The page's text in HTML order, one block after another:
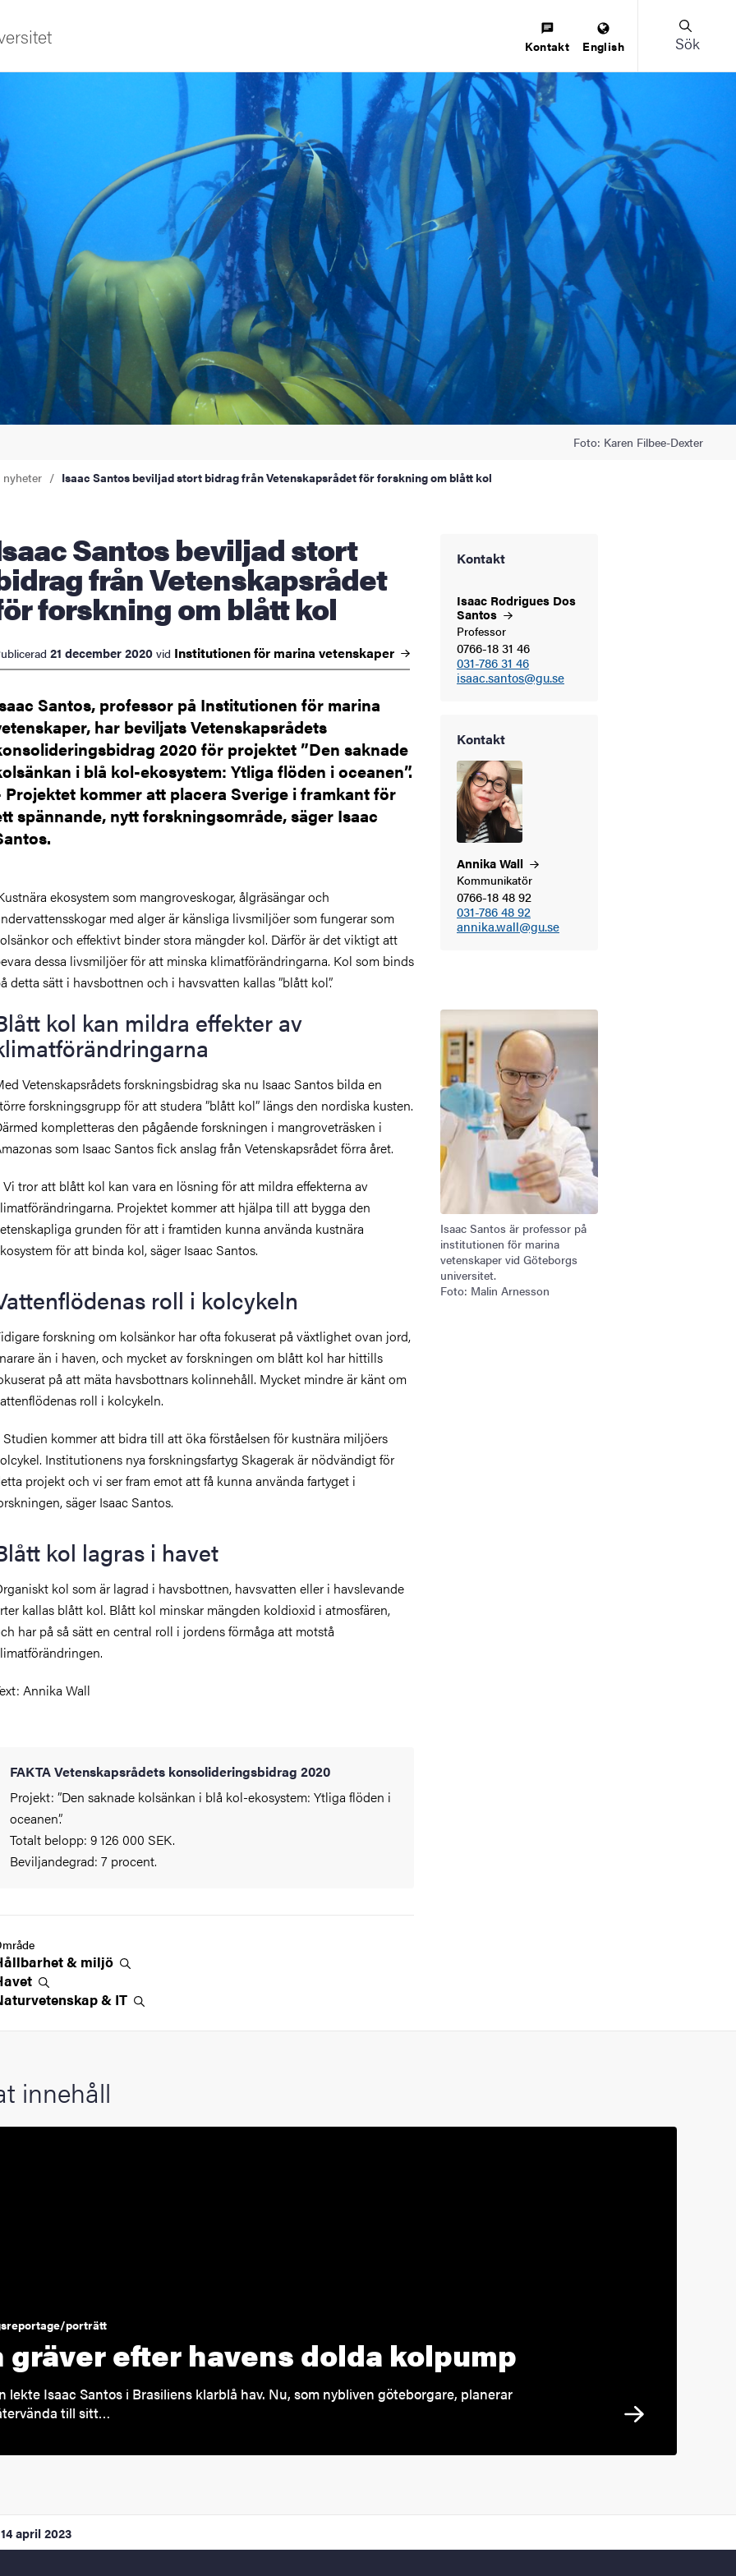
innovation
Kontakt English Sök
Foto: Karen Filbee-Dexter
nyheter Isaac Santos beviljad stort bidrag från Vetenskapsrådet för forskning om blått kol
stort
från Vetenskapsrådet
forskning om blått kol
21 december 2020 vid Institutionen för marina vetenskaper
Santos, professor på Institutionen för marina
har beviljats Vetenskapsrådets
2020 för projektet ”Den saknade
i blå kol-ekosystem: Ytliga flöden i oceanen”.
Projektet kommer att placera Sverige i framkant för
spännande, nytt forskningsområde, säger Isaac
Kontakt
Isaac Rodrigues Dos
Santos
Professor
0766-18 31 46
031-786 31 46
isaac.santos@gu.se
Kontakt
AnnikaWall
Kommunikatör
0766-18 48 92
031-786 48 92
annika.wall@gu.se
ekosystem som mangroveskogar, ålgräsängar och
med alger är känsliga livsmiljöer som fungerar som
och effektivt binder stora mängder kol. Därför är det viktigt att
dessa livsmiljöer för att minska klimatförändringarna. Kol som binds
detta sätt i havsbottnen och i havsvatten kallas ”blått kol”.
Bild
Isaac Santos är professor på
institutionen för marina
vetenskaper vid Göteborgs
universitet.
Foto: Malin Arnesson
kol kan mildra effekter av
Vetenskapsrådets forskningsbidrag ska nu Isaac Santos bilda en
forskningsgrupp för att studera ”blått kol” längs den nordiska kusten.
kompletteras den pågående forskningen i mangroveträsken i
som Isaac Santosfick anslag från Vetenskapsrådetförra året.
Vi tror att blått kol kan vara en lösning för att mildra effekterna av
Projektet kommer att hjälpa till att bygga den
grunden för att i framtiden kunna använda kustnära
för att binda kol, säger Isaac Santos.
roll i kolcykeln
forskning om kolsänkor har ofta fokuserat på växtlighet ovan jord,
än i haven, och mycket av forskningen om blått kol har hittills
på att mäta havsbottnars kolinnehåll. Mycket mindre är känt om
roll i kolcykeln.
Studien kommer att bidra till att öka förståelsen för kustnära miljöers
Institutionens nya forskningsfartyg Skagerak är nödvändigt för
projekt och vi ser fram emot att få kunna använda fartyget i
, säger Isaac Santos.
kol lagras i havet
kol som är lagrad i havsbottnen, havsvatten eller i havslevande
kallas blått kol. Blått kol minskar mängden koldioxid i atmosfären,
har på så sätt en central roll i jordens förmåga att motstå
Annika Wall
FAKTA Vetenskapsrådets konsolideringsbidrag 2020
Projekt: ”Den saknade kolsänkan i blå kol-ekosystem: Ytliga flöden i
oceanen”.
Totalt belopp: 9 126 000 SEK.
Beviljandegrad: 7 procent.
& miljö
& IT
innehåll
porträtt
gräver efter havens dolda kolpump
lekte Isaac Santos i Brasiliens klarblå hav. Nu, som nybliven göteborgare, planerar
till sitt…
14 april 2023